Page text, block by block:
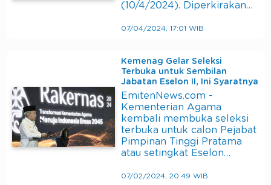
(10/4/2024). Diperkirakan…
07/04/2024, 17:01 WIB
Kemenag Gelar Seleksi
Terbuka untuk Sembilan
Jabatan Eselon II, Ini Syaratnya
EmitenNews.com -
Kementerian Agama
kembali membuka seleksi
terbuka untuk calon Pejabat
Pimpinan Tinggi Pratama
atau setingkat Eselon…
07/02/2024, 20:49 WIB